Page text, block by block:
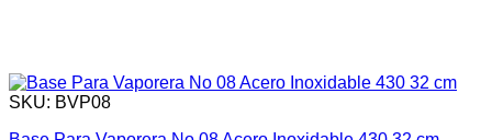
SKU: BVP08